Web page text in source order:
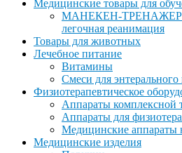
Медицинские товары для
МАНЕКЕН-ТРЕНАЖЕР
легочная реанимация
Товары для животных
Лечебное питание
Витамины
Смеси для энтерального
Физиотерапевтическое
Аппараты комплексной
Аппараты для
Медицинские аппараты
Медицинские изделия